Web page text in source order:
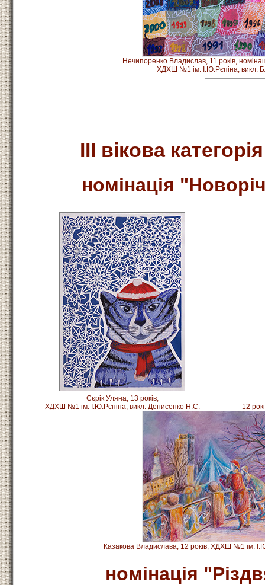
Нечипоренко Владислав, 11 років,
ХДХШ №1 ім. І.Ю.Рєпіна, викл.
ІІІ вікова
номінація
Сєрік Уляна, 13 років,
ХДХШ №1 ім. І.Ю.Рєпіна, викл. Денисенко Н.С.
12
Казакова Владислава, 12 років, ХДХШ №1 ім.
номінація